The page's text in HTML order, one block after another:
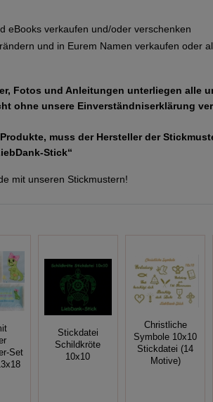
eBooks verkaufen und/oder verschenken
und in Eurem Namen verkaufen oder
Fotos und Anleitungen unterliegen alle
ohne unsere Einverständniserklärung
muss der Hersteller der
Stick“
mit unseren Stickmustern!
Set
Stickdatei
Schildkröte
10x10
Christliche
Symbole 10x10
Stickdatei (14
Motive)